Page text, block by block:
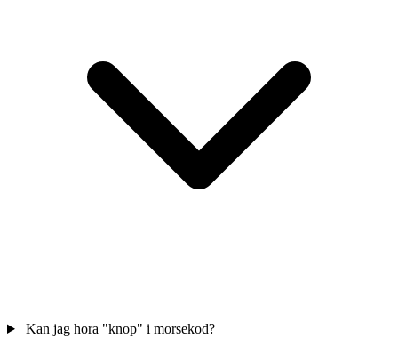
Kan jag hora "knop" i morsekod?